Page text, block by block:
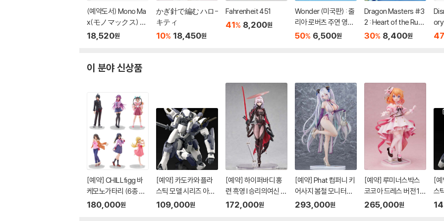
(예약도서) Mono Ma
x(モノマックス) 20
26年10月號
18,520원
かぎ針で編む ハロ-
キティ
10% 18,450원
Fahrenheit 451
41% 8,200원
Wonder (미국판) : 줄
리아 로버츠 주연 영화
'원더' 원작 소설
50% 6,500원
Dragon Masters #3
2 : Heart of the Ruby
Dragon (A Branches
30% 8,400원
s
47
이 분야 신상품
[예약] CHILLfigg 바
케모노가타리 (6종 세
트)
180,000원
[예약] 카도카와 플라
스틱 모델 시리즈 아바
레스트 l 풀메탈패닉
109,000원
[예약] 하이퍼바디 홍
련 흑영 l 승리의여신 니
케
172,000원
[예약] Phat 컴퍼니 키
어사지 봄철 모니터링
버전 1/6 l 벽람항로
293,000원
[예약] 루미너스박스
코코아 드레스 버전 1/
7 l 주문은 토끼입니까
265,000원
[
스
레